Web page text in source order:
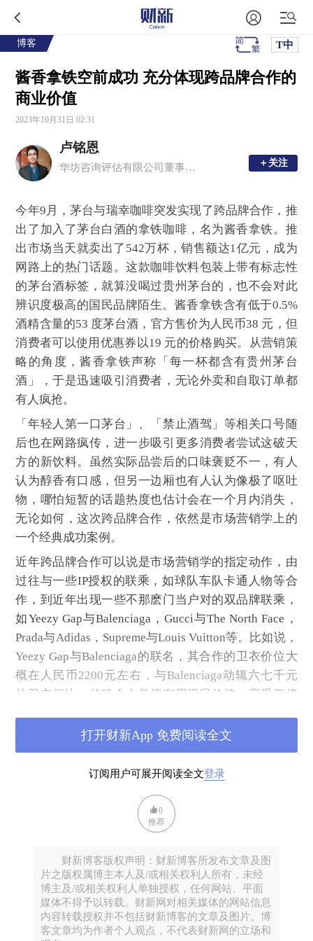
博客 T中
酱香拿铁空前成功 充分体现跨品牌合作的
商业价值
2023年10月31日 02:31
卢铭恩
华坊咨询评估有限公司董事总经理、注册中国房地产估价师、香港测量师学会产业测量师 ＋关注
＋关注
今年9月，茅台与瑞幸咖啡突发实现了跨品牌合作，推
出了加入了茅台白酒的拿铁咖啡，名为酱香拿铁。推
出市场当天就卖出了542万杯，销售额达1亿元，成为
网路上的热门话题。这款咖啡饮料包装上带有标志性
的茅台酒标签，就算没喝过贵州茅台的，也不会对此
辨识度极高的国民品牌陌生。酱香拿铁含有低于0.5%
酒精含量的53 度茅台酒，官方售价为人民币38 元，但
消费者可以使用优惠券以19 元的价格购买。从营销策
略的角度，酱香拿铁声称「每一杯都含有贵州茅台
酒」，于是迅速吸引消费者，无论外卖和自取订单都
有人疯抢。
「年轻人第一口茅台」、「禁止酒驾」等相关口号随
后也在网路疯传，进一步吸引更多消费者尝试这破天
方的新饮料。虽然实际品尝后的口味褒贬不一，有人
认为醇香有口感，但另一边厢也有人认为像极了呕吐
物，哪怕短暂的话题热度也估计会在一个月内消失，
无论如何，这次跨品牌合作，依然是市场营销学上的
一个经典成功案例。
近年跨品牌合作可以说是市场营销学的指定动作，由
过往与一些IP授权的联乘，如球队车队卡通人物等合
作，到近年出现一些不那麽门当户对的双品牌联乘，
如Yeezy Gap与Balenciaga，Gucci与The North Face，
Prada与Adidas，Supreme与Louis Vuitton等。比如说，
Yeezy Gap与Balenciaga的联名，其合作的卫衣价位大
概在人民币2200元左右，与Balenciaga动辄六七千元
的卫衣相比，的确令人觉得有用平民价格，享受奢侈
另外，去年Omega与Swatch 联乘推出的MoonSwatch，
也有异曲同工之妙，Swatch Group（SWX：UHR）把
Omega经典的登月超霸表（Speedmaster）贡献给
Swatch，并一口气推出11款，以人民币1800元左右发
售，当时旋即引来疫情下长期未见的人群聚集，二手
市场甚至把该款手表以10倍以上的价格出售。而差不
将旗下Blancpain（宝珀）经典的潜水表款：Fifty
Fathoms五十㖊系列与Swatch继续联乘，推出Scuba
Fifty Fathoms，索价大概人民币3000元，虽然今次疯
抢的程度稍逊去年的MoonSwatch，但从营销的角度来
订阅用户可展开阅读全文登录
打开财新App 免费阅读全文
0
推荐
财新博客版权声明：财新博客所发布文章及图
片之版权属博主本人及/或相关权利人所有，未经
博主及/或相关权利人单独授权，任何网站、平面
媒体不得予以转载。财新网对相关媒体的网站信息
内容转载授权并不包括财新博客的文章及图片。博
客文章均为作者个人观点，不代表财新网的立场和